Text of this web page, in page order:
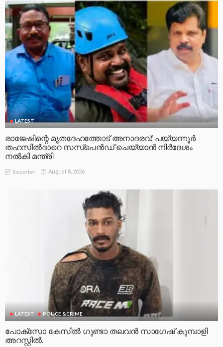
LATEST
രാജേഷിന്റെ മൃതദേഹത്തോട് അനാദരവ്: പയ്യന്നൂർ
തഹസിൽദാറെ സസ്പെൻഡ് ചെയ്യാൻ നിർദേശം
നൽകി മന്ത്രി
Reporter August 8, 2026
LATEST POLICE &CRIME
പോക്സോ കേസിൽ ഗുണ്ടാ തലവൻ സാഗേഷ് കുമ്പാളി
അറസ്റ്റിൽ.